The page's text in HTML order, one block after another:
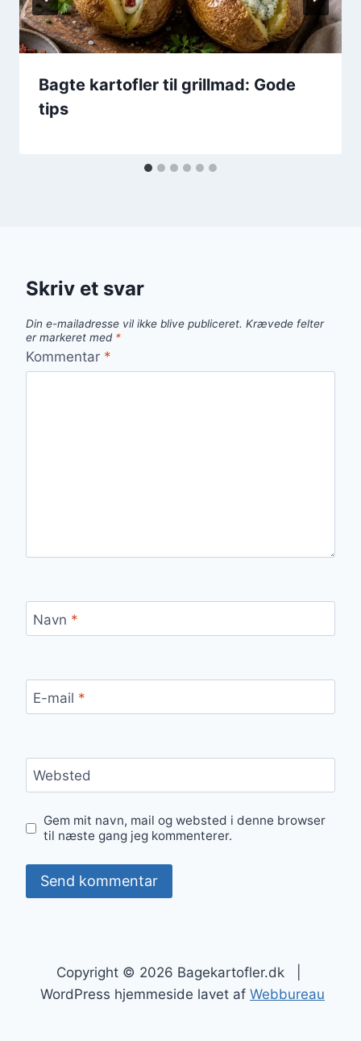
Bagte kartofler til grillmad: Gode
tips
Skriv et svar
Din e-mailadresse vil ikke blive publiceret. Krævede felter
er markeret med *
Kommentar *
Navn *
E-mail *
Websted
Gem mit navn, mail og websted i denne browser
til næste gang jeg kommenterer.
Copyright © 2026 Bagekartofler.dk |
WordPress hjemmeside lavet af Webbureau